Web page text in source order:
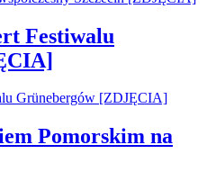
Festiwalu
Pomorskim na